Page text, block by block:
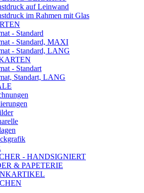
auf Leinwand
im Rahmen mit Glas
- Standard
- Standard, MAXI
- Standard, LANG
- Standart
Standart, LANG
- HANDSIGNIERT
& PAPETERIE